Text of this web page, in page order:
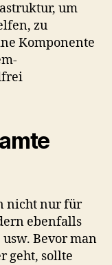
um
zu
Komponente
nicht nur für
ebenfalls
Bevor man
geht, sollte